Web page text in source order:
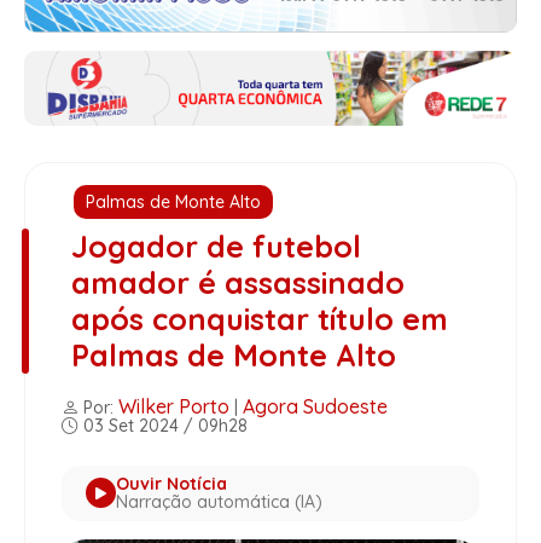
Palmas de Monte Alto
Jogador de futebol
amador é assassinado
após conquistar título em
Palmas de Monte Alto
Por: Wilker Porto Agora Sudoeste
03 Set 2024 / 09h28
Ouvir Notícia
Narração automática (IA)